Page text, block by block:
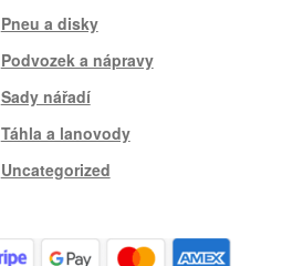
Pneu a disky
Podvozek a nápravy
Sady nářadí
Táhla a lanovody
Uncategorized